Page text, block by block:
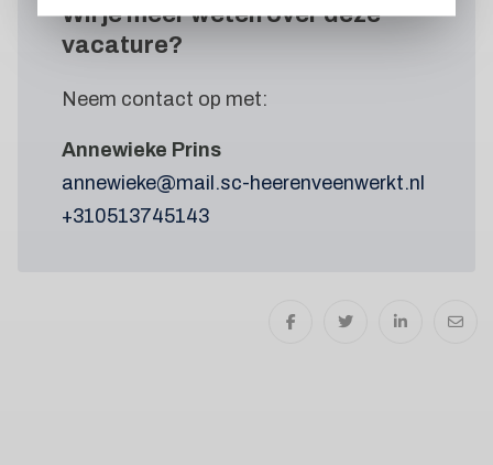
Wil je meer wetenover deze
vacature?
Neem contact op met:
Annewieke Prins
annewieke@mail.sc-heerenveenwerkt.nl
+310513745143